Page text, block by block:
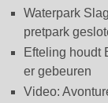
Waterpark
pretpark
Efteling houdt
er gebeuren
Video: